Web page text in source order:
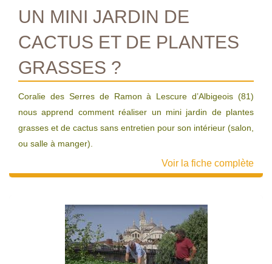
UN MINI JARDIN DE
CACTUS ET DE PLANTES
GRASSES ?
Coralie des Serres de Ramon à Lescure d’Albigeois (81)
nous apprend comment réaliser un mini jardin de plantes
grasses et de cactus sans entretien pour son intérieur (salon,
ou salle à manger).
Voir la fiche complète